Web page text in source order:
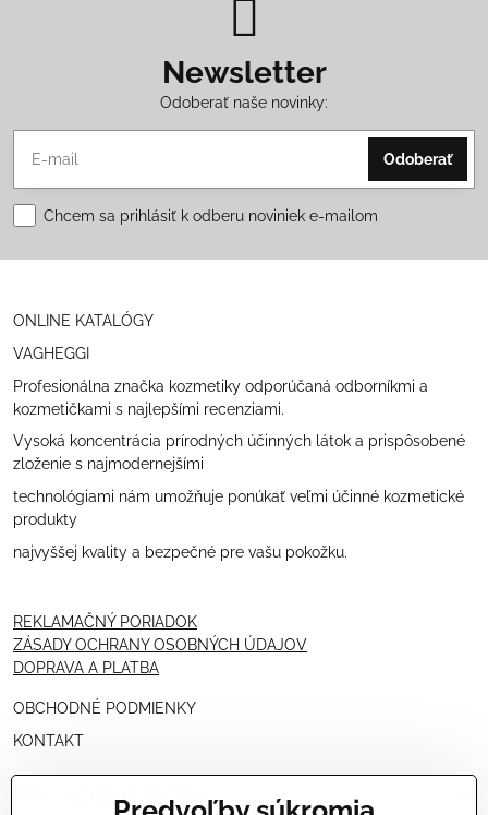
Newsletter
Odoberať naše novinky:
Odoberať
Chcem sa prihlásiť k odberu noviniek e-mailom
ONLINE KATALÓGY
VAGHEGGI
Profesionálna značka kozmetiky odporúčaná odborníkmi a
kozmetičkami s najlepšími recenziami.
Vysoká koncentrácia prírodných účinných látok a prispôsobené
zloženie s najmodernejšími
technológiami nám umožňuje ponúkať veľmi účinné kozmetické
produkty
najvyššej kvality a bezpečné pre vašu pokožku.
REKLAMAČNÝ PORIADOK
ZÁSADY OCHRANY OSOBNÝCH ÚDAJOV
DOPRAVA A PLATBA
OBCHODNÉ PODMIENKY
KONTAKT
PRE KOZMETIČKY